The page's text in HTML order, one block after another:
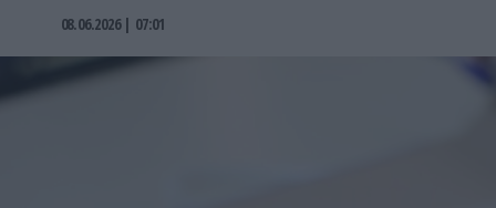
08.06.2026 | 07:01